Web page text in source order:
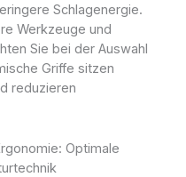
Schlagenergie.
Werkzeuge und
Sie bei der Auswahl
Griffe sitzen
reduzieren
Optimale